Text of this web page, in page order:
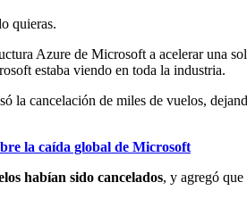
quieras.
Azure de Microsoft a acelerar una
estaba viendo en toda la industria.
la cancelación de miles de vuelos,
la caída global de Microsoft
habían sido cancelados, y agregó que